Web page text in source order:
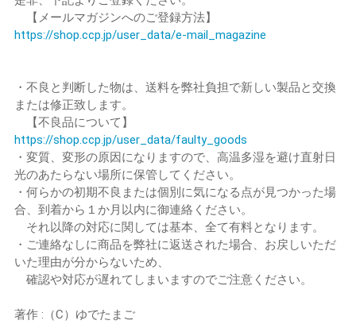
【メールマガジンへのご登録方法】
https://shop.ccp.jp/user_data/e-mail_magazine
・不良と判断した物は、送料を弊社負担で新しい製品と交換
または修正致します。
【不良品について】
https://shop.ccp.jp/user_data/faulty_goods
・変質、変形の原因になりますので、高温多湿を避け直射日
光のあたらない場所に保管してください。
・何らかの初期不良または個別に気になる点が見つかった場
合、到着から１か月以内に御連絡ください。
それ以降の対応に関しては基本、全て有料となります。
・ご連絡なしに商品を弊社に返送された場合、お戻しいただ
いた理由が分からないため、
確認や対応が遅れてしまいますのでご注意ください。
著作 :（C）ゆでたまご